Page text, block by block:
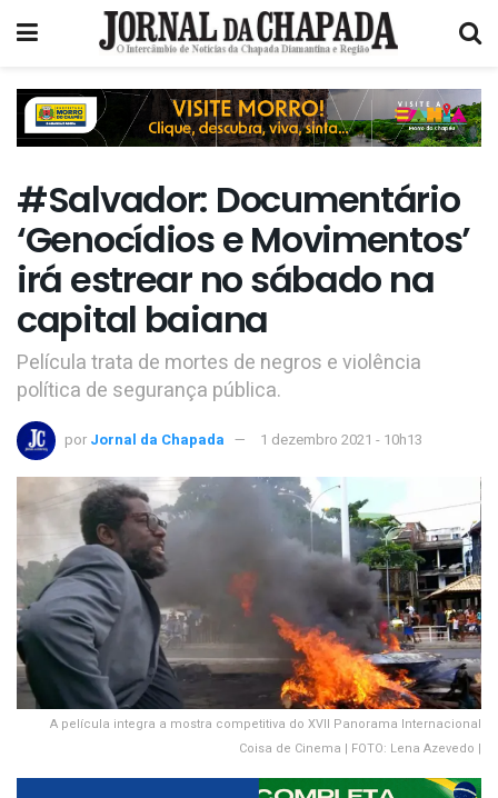
#Salvador: Documentário
‘Genocídios e Movimentos’
irá estrear no sábado na
capital baiana
Película trata de mortes de negros e violência
política de segurança pública.
por Jornal da Chapada 1 dezembro 2021 - 10h13
A película integra a mostra competitiva do XVII Panorama Internacional
Coisa de Cinema | FOTO: Lena Azevedo |